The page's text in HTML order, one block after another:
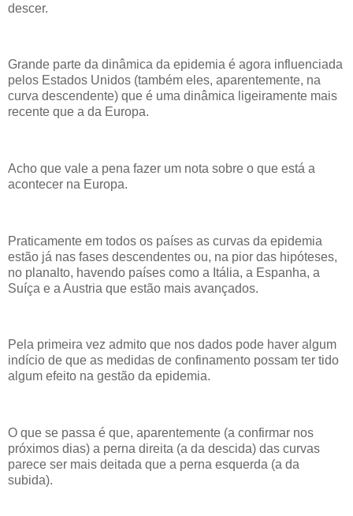
descer.
Grande parte da dinâmica da epidemia é agora influenciada
pelos Estados Unidos (também eles, aparentemente, na
curva descendente) que é uma dinâmica ligeiramente mais
recente que a da Europa.
Acho que vale a pena fazer um nota sobre o que está a
acontecer na Europa.
Praticamente em todos os países as curvas da epidemia
estão já nas fases descendentes ou, na pior das hipóteses,
no planalto, havendo países como a Itália, a Espanha, a
Suíça e a Austria que estão mais avançados.
Pela primeira vez admito que nos dados pode haver algum
indício de que as medidas de confinamento possam ter tido
algum efeito na gestão da epidemia.
O que se passa é que, aparentemente (a confirmar nos
próximos dias) a perna direita (a da descida) das curvas
parece ser mais deitada que a perna esquerda (a da
subida).